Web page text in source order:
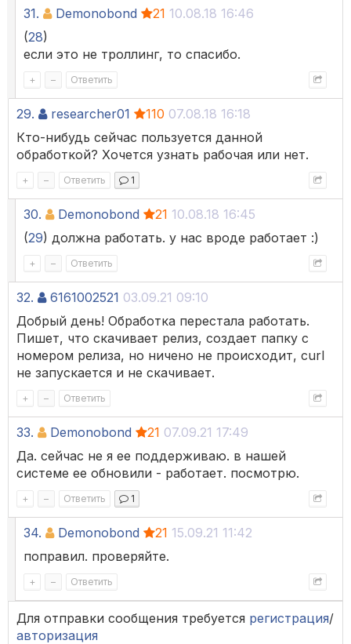
31. Demonobond 21 10.08.18 16:46
(28)
если это не троллинг, то спасибо.
+ – Ответить
29. researcher01 110 07.08.18 16:18
Кто-нибудь сейчас пользуется данной
обработкой? Хочется узнать рабочая или нет.
+ – Ответить 1
30. Demonobond 21 10.08.18 16:45
(29) должна работать. у нас вроде работает :)
+ – Ответить
32. 6161002521 03.09.21 09:10
Добрый день! Обработка перестала работать.
Пишет, что скачивает релиз, создает папку с
номером релиза, но ничено не происходит, curl
не запускается и не скачивает.
+ – Ответить
33. Demonobond 21 07.09.21 17:49
Да. сейчас не я ее поддерживаю. в нашей
системе ее обновили - работает. посмотрю.
+ – Ответить 1
34. Demonobond 21 15.09.21 11:42
поправил. проверяйте.
+ – Ответить
Для отправки сообщения требуется регистрация/
авторизация